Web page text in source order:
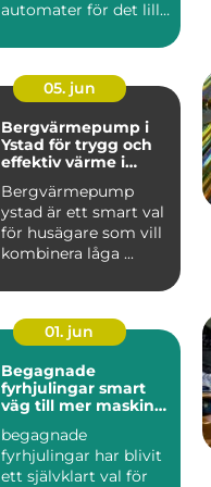
automater för det lilla
05. jun
Bergvärmepump i
Ystad för trygg och
effektiv värme i
Bergvärmepump
ystad är ett smart val
för husägare som vill
kombinera låga ...
01. jun
Begagnade
fyrhjulingar smart
väg till mer maskin
begagnade
fyrhjulingar har blivit
ett självklart val för